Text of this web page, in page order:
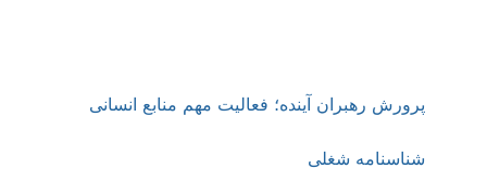
پرورش رهبران آینده؛ فعالیت مهم منابع انسانی
شناسنامه شغلی